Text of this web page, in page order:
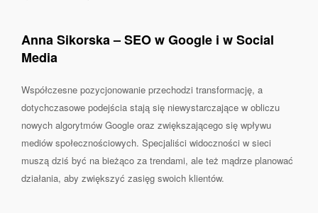
Anna Sikorska – SEO w Google i w Social
Media
Współczesne pozycjonowanie przechodzi transformację, a
dotychczasowe podejścia stają się niewystarczające w obliczu
nowych algorytmów Google oraz zwiększającego się wpływu
mediów społecznościowych. Specjaliści widoczności w sieci
muszą dziś być na bieżąco za trendami, ale też mądrze planować
działania, aby zwiększyć zasięg swoich klientów.